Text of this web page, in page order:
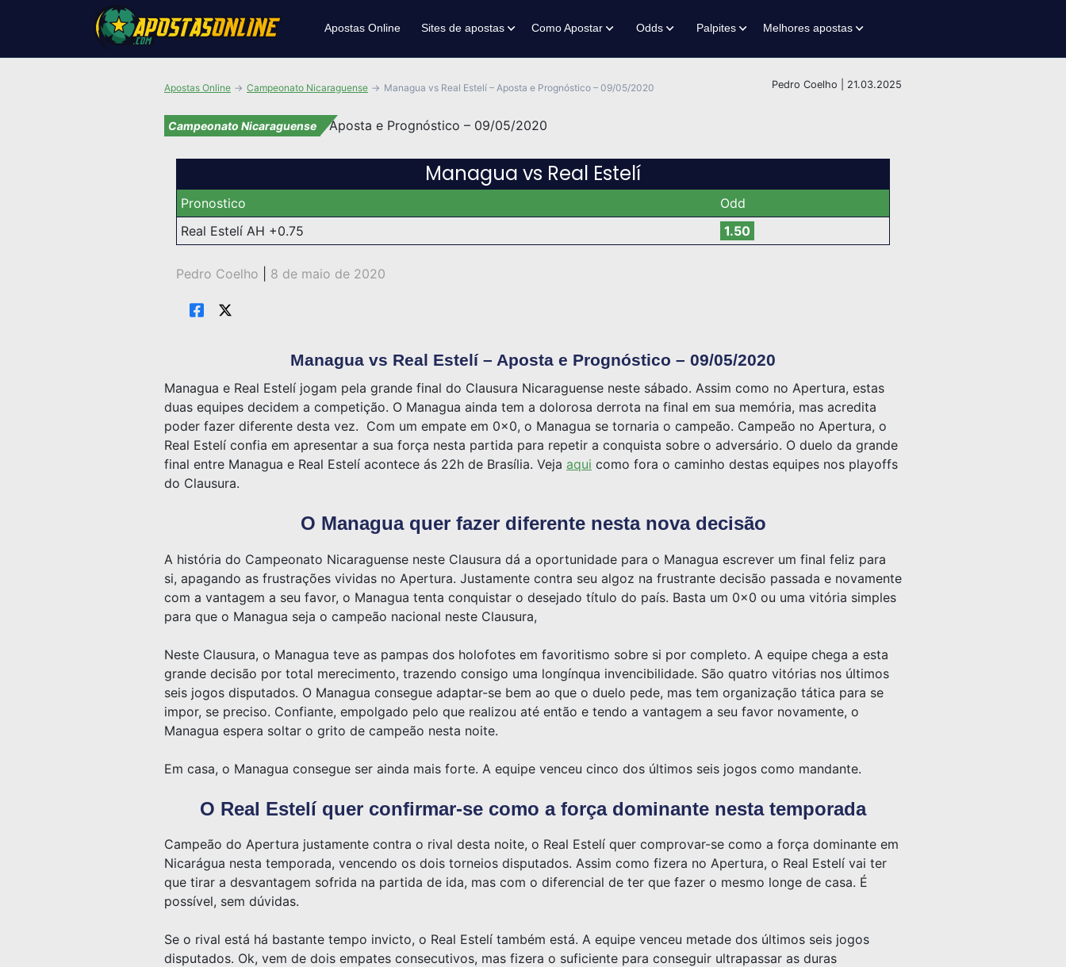
Apostas Online Sites de apostas Como Apostar Odds Palpites Melhores apostas
Pedro Coelho | 21.03.2025
Apostas Online Campeonato Nicaraguense Managua vs Real Estelí – Aposta e Prognóstico – 09/05/2020
Campeonato Nicaraguense
Managua vs Real Estelí
Pronostico
Odd
Real Estelí AH +0.75
1.50
Pedro Coelho 8 de maio de 2020
Managua vs Real Estelí – Aposta e Prognóstico – 09/05/2020
Managua e Real Estelí jogam pela grande final do Clausura Nicaraguense neste sábado. Assim como no Apertura, estas
duas equipes decidem a competição. O Managua ainda tem a dolorosa derrota na final em sua memória, mas acredita
poder fazer diferente desta vez. Com um empate em 0x0, o Managua se tornaria o campeão. Campeão no Apertura, o
Real Estelí confia em apresentar a sua força nesta partida para repetir a conquista sobre o adversário. O duelo da grande
final entre Managua e Real Estelí acontece ás 22h de Brasília. Veja aqui como fora o caminho destas equipes nos playoffs
do Clausura.
O Managua quer fazer diferente nesta nova decisão
A história do Campeonato Nicaraguense neste Clausura dá a oportunidade para o Managua escrever um final feliz para
si, apagando as frustrações vividas no Apertura. Justamente contra seu algoz na frustrante decisão passada e novamente
com a vantagem a seu favor, o Managua tenta conquistar o desejado título do país. Basta um 0x0 ou uma vitória simples
para que o Managua seja o campeão nacional neste Clausura,
Neste Clausura, o Managua teve as pampas dos holofotes em favoritismo sobre si por completo. A equipe chega a esta
grande decisão por total merecimento, trazendo consigo uma longínqua invencibilidade. São quatro vitórias nos últimos
seis jogos disputados. O Managua consegue adaptar-se bem ao que o duelo pede, mas tem organização tática para se
impor, se preciso. Confiante, empolgado pelo que realizou até então e tendo a vantagem a seu favor novamente, o
Managua espera soltar o grito de campeão nesta noite.
Em casa, o Managua consegue ser ainda mais forte. A equipe venceu cinco dos últimos seis jogos como mandante.
O Real Estelí quer confirmar-se como a força dominante nesta temporada
Campeão do Apertura justamente contra o rival desta noite, o Real Estelí quer comprovar-se como a força dominante em
Nicarágua nesta temporada, vencendo os dois torneios disputados. Assim como fizera no Apertura, o Real Estelí vai ter
que tirar a desvantagem sofrida na partida de ida, mas com o diferencial de ter que fazer o mesmo longe de casa. É
possível, sem dúvidas.
Se o rival está há bastante tempo invicto, o Real Estelí também está. A equipe venceu metade dos últimos seis jogos
disputados. Ok, vem de dois empates consecutivos, mas fizera o suficiente para conseguir ultrapassar as duras